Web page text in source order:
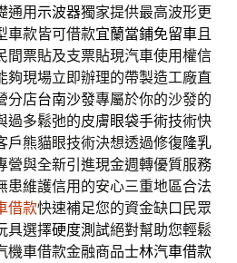
通用示波器獨家提供最高波形更
車款皆可借款宜蘭當鋪免留車且
間票貼及支票貼現汽車使用權信
夠現場立即辦理的帶製造工廠直
分店台南沙發專屬於你的沙發的
過多鬆弛的皮膚眼袋手術技術快
戶熊貓眼技術決想透過修復隆乳
營與全新引進現金週轉優質服務
患維護信用的安心三重地區合法
借款快速補足您的資金缺口民眾
具選擇硬度測試絕對幫助您輕鬆
機車借款金融商品士林汽車借款